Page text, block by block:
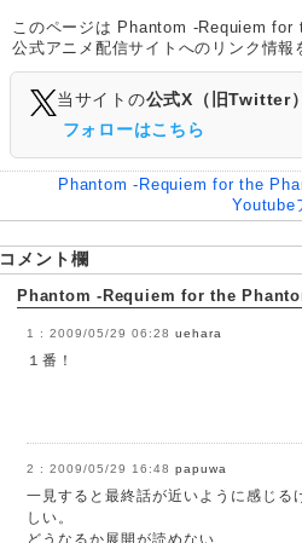
このページは Phantom -Requiem for
公式アニメ配信サイトへのリンク情報
当サイトの公式X（旧Twitter）
フォローはこちら
Phantom -Requiem for the
Youtube
コメント欄
Phantom -Requiem for the
2009/05/29 06:28 uehara
１番！
2009/05/29 16:48 papuwa
一見すると最終話が近いように感じる
しい。
どうなるか展開が読めない